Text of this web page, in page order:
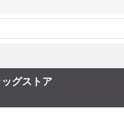
グストア